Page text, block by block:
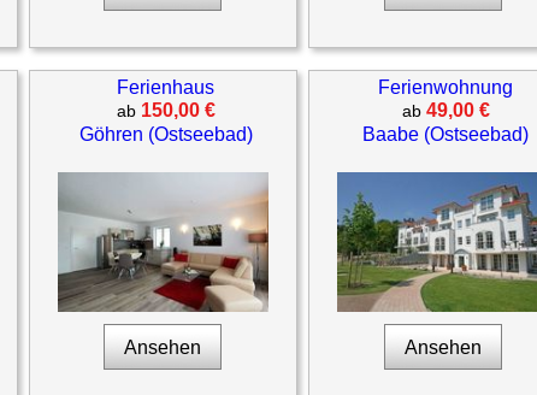
Ferienhaus
ab 150,00 €
Göhren (Ostseebad)
Ansehen
Ferienwohnung
ab 49,00 €
Baabe (Ostseebad)
Ansehen